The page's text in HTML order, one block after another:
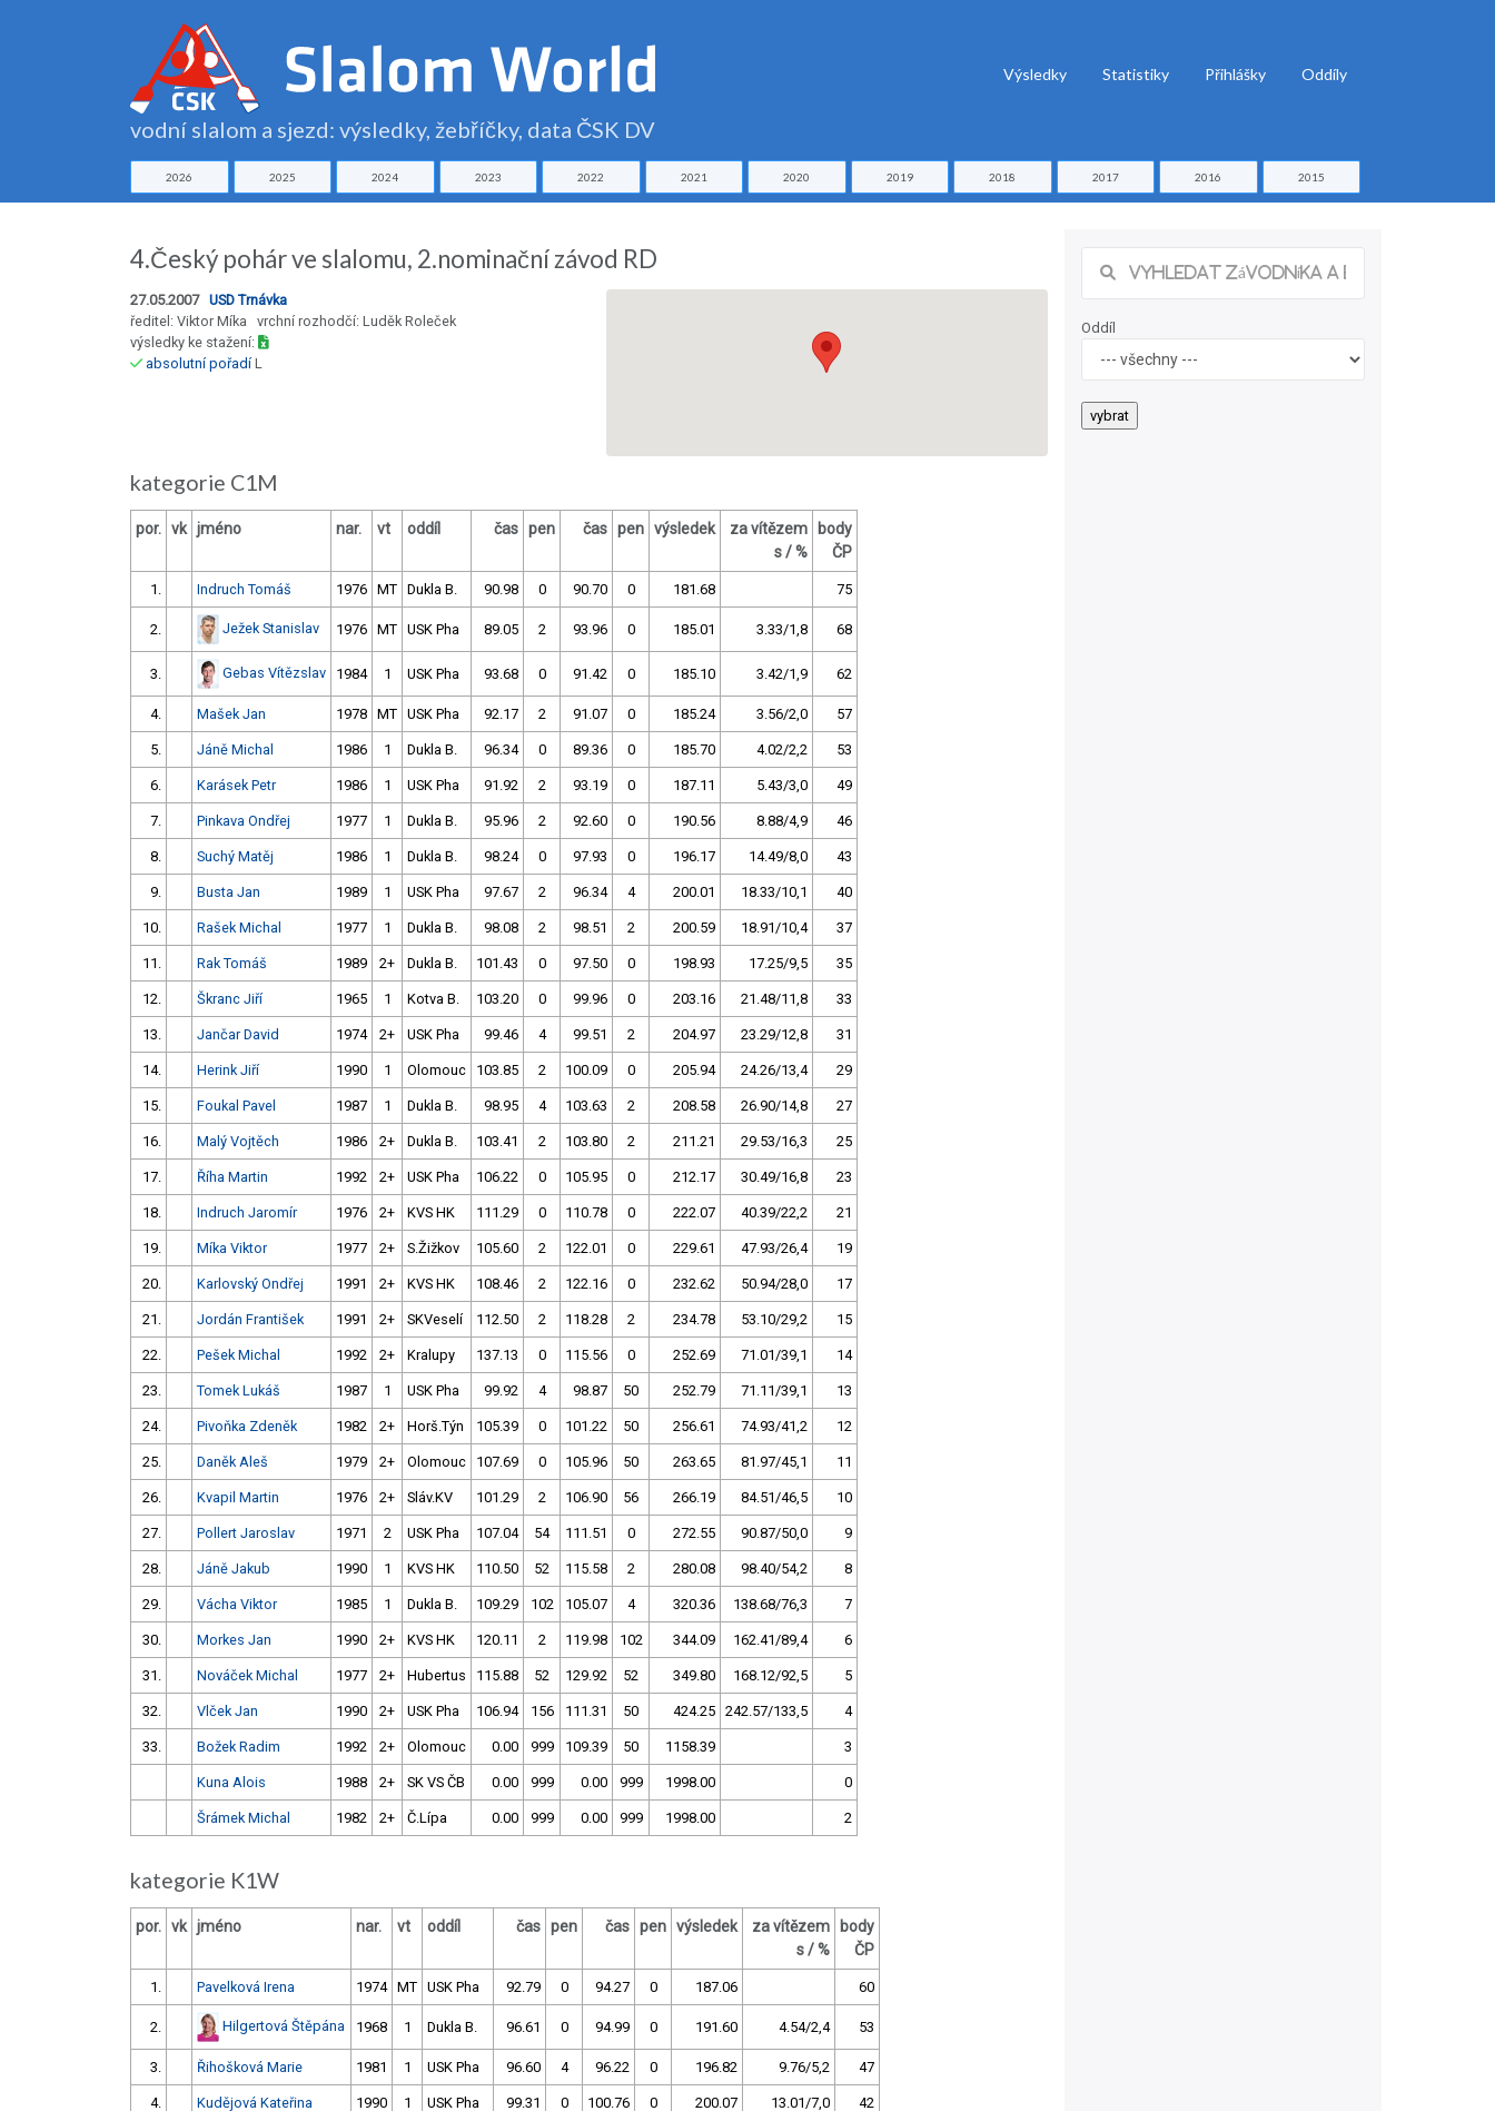
vodní slalom a sjezd: výsledky, žebříčky, data ČSK DV
Výsledky Statistiky Přihlášky Oddíly
2026 2025 2024 2023 2022 2021 2020 2019 2018 2017 2016 2015
4.Český pohár ve slalomu, 2.nominační závod RD
27.05.2007 USD Trnávka
ředitel: Viktor Míka vrchní rozhodčí: Luděk Roleček
výsledky ke stažení:
absolutní pořadíL
kategorie C1M
por. vk jméno nar. vt oddíl čas pen čas pen výsledek
za vítězem
s / %
body
ČP
1. Indruch Tomáš 1976 MT Dukla B. 90.98 0 90.70 0 181.68 75
2. Ježek Stanislav 1976 MT USK Pha 89.05 2 93.96 0 185.01 3.33/1,8 68
3. Gebas Vítězslav 1984 1 USK Pha 93.68 0 91.42 0 185.10 3.42/1,9 62
4. Mašek Jan 1978 MT USK Pha 92.17 2 91.07 0 185.24 3.56/2,0 57
5. Jáně Michal 1986 1 Dukla B. 96.34 0 89.36 0 185.70 4.02/2,2 53
6. Karásek Petr 1986 1 USK Pha 91.92 2 93.19 0 187.11 5.43/3,0 49
7. Pinkava Ondřej 1977 1 Dukla B. 95.96 2 92.60 0 190.56 8.88/4,9 46
8. Suchý Matěj 1986 1 Dukla B. 98.24 0 97.93 0 196.17 14.49/8,0 43
9. Busta Jan 1989 1 USK Pha 97.67 2 96.34 4 200.01 18.33/10,1 40
10. Rašek Michal 1977 1 Dukla B. 98.08 2 98.51 2 200.59 18.91/10,4 37
11. Rak Tomáš 1989 2+ Dukla B. 101.43 0 97.50 0 198.93 17.25/9,5 35
12. Škranc Jiří 1965 1 Kotva B. 103.20 0 99.96 0 203.16 21.48/11,8 33
13. Jančar David 1974 2+ USK Pha 99.46 4 99.51 2 204.97 23.29/12,8 31
14. Herink Jiří 1990 1 Olomouc 103.85 2 100.09 0 205.94 24.26/13,4 29
15. Foukal Pavel 1987 1 Dukla B. 98.95 4 103.63 2 208.58 26.90/14,8 27
16. Malý Vojtěch 1986 2+ Dukla B. 103.41 2 103.80 2 211.21 29.53/16,3 25
17. Říha Martin 1992 2+ USK Pha 106.22 0 105.95 0 212.17 30.49/16,8 23
18. Indruch Jaromír 1976 2+ KVS HK 111.29 0 110.78 0 222.07 40.39/22,2 21
19. Míka Viktor 1977 2+ S.Žižkov 105.60 2 122.01 0 229.61 47.93/26,4 19
20. Karlovský Ondřej 1991 2+ KVS HK 108.46 2 122.16 0 232.62 50.94/28,0 17
21. Jordán František 1991 2+ SKVeselí 112.50 2 118.28 2 234.78 53.10/29,2 15
22. Pešek Michal 1992 2+ Kralupy 137.13 0 115.56 0 252.69 71.01/39,1 14
23. Tomek Lukáš 1987 1 USK Pha 99.92 4 98.87 50 252.79 71.11/39,1 13
24. Pivoňka Zdeněk 1982 2+ Horš.Týn 105.39 0 101.22 50 256.61 74.93/41,2 12
25. Daněk Aleš 1979 2+ Olomouc 107.69 0 105.96 50 263.65 81.97/45,1 11
26. Kvapil Martin 1976 2+ Sláv.KV 101.29 2 106.90 56 266.19 84.51/46,5 10
27. Pollert Jaroslav 1971 2 USK Pha 107.04 54 111.51 0 272.55 90.87/50,0 9
28. Jáně Jakub 1990 1 KVS HK 110.50 52 115.58 2 280.08 98.40/54,2 8
29. Vácha Viktor 1985 1 Dukla B. 109.29 102 105.07 4 320.36 138.68/76,3 7
30. Morkes Jan 1990 2+ KVS HK 120.11 2 119.98 102 344.09 162.41/89,4 6
31. Nováček Michal 1977 2+ Hubertus 115.88 52 129.92 52 349.80 168.12/92,5 5
32. Vlček Jan 1990 2+ USK Pha 106.94 156 111.31 50 424.25 242.57/133,5 4
33. Božek Radim 1992 2+ Olomouc 0.00 999 109.39 50 1158.39 3
Kuna Alois 1988 2+ SK VS ČB 0.00 999 0.00 999 1998.00 0
Šrámek Michal 1982 2+ Č.Lípa 0.00 999 0.00 999 1998.00 2
kategorie K1W
por. vk jméno nar. vt oddíl čas pen čas pen výsledek
za vítězem
s / %
body
ČP
1. Pavelková Irena 1974 MT USK Pha 92.79 0 94.27 0 187.06 60
2. Hilgertová Štěpána 1968 1 Dukla B. 96.61 0 94.99 0 191.60 4.54/2,4 53
3. Řihošková Marie 1981 1 USK Pha 96.60 4 96.22 0 196.82 9.76/5,2 47
4. Kudějová Kateřina 1990 1 USK Pha 99.31 0 100.76 0 200.07 13.01/7,0 42
Oddíl